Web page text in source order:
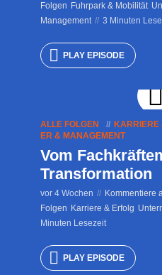
Folgen Fuhrpark & Mobilität
Management
3 Minuten
PLAY EPISODE
ALLE FOLGEN KARRIERE
ER & MANAGEMENT
Vom
Transformation
vor 4 Wochen Kommentiere
Folgen Karriere & Erfolg
Minuten Lesezeit
PLAY EPISODE